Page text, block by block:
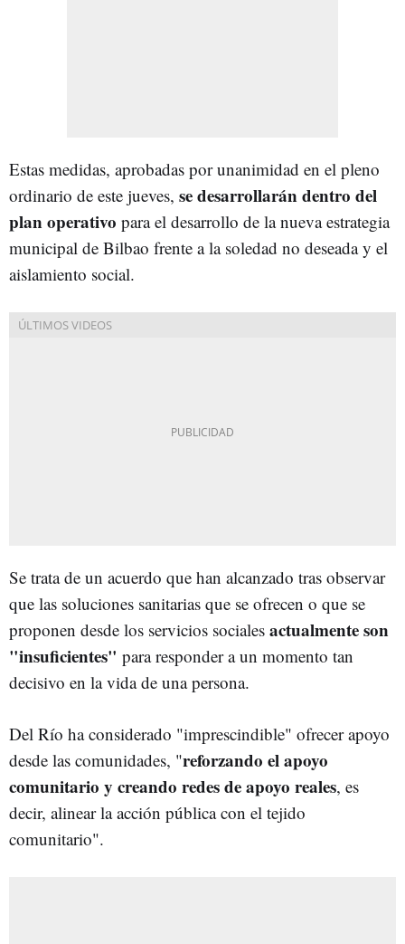
Estas medidas, aprobadas por unanimidad en el pleno
ordinario de este jueves, se desarrollarán dentro del
plan operativo para el desarrollo de la nueva estrategia
municipal de Bilbao frente a la soledad no deseada y el
aislamiento social.
Se trata de un acuerdo que han alcanzado tras observar
que las soluciones sanitarias que se ofrecen o que se
proponen desde los servicios sociales actualmente son
"insuficientes" para responder a un momento tan
decisivo en la vida de una persona.
Del Río ha considerado "imprescindible" ofrecer apoyo
desde las comunidades, "reforzando el apoyo
comunitario y creando redes de apoyo reales, es
decir, alinear la acción pública con el tejido
comunitario".